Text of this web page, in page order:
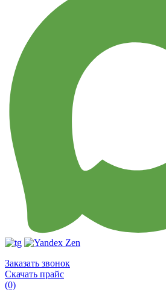
Заказать звонок
Скачать прайс
(0)